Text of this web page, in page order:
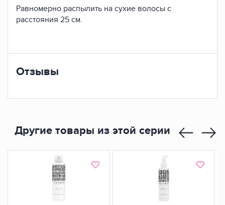
Равномерно распылить на сухие волосы с
расстояния 25 см.
Отзывы
Другие товары из этой серии